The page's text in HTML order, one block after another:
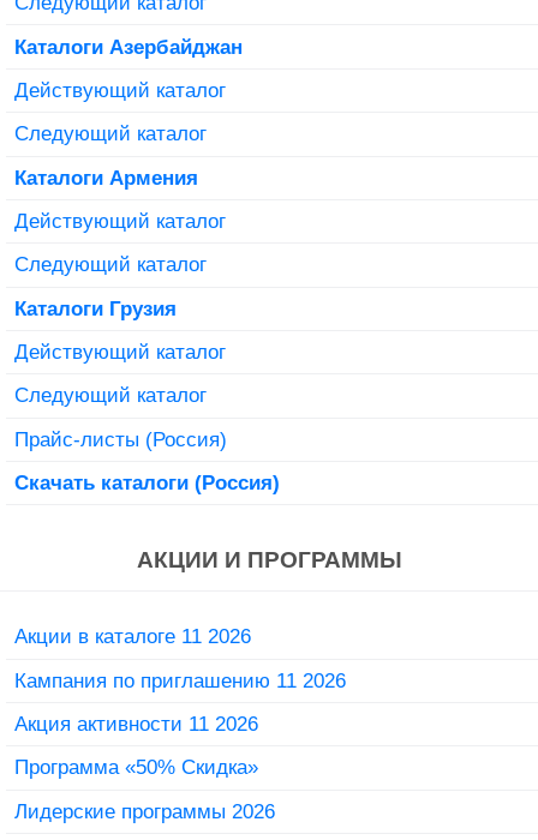
Каталоги Азербайджан
Действующий каталог
Следующий каталог
Каталоги Армения
Действующий каталог
Следующий каталог
Каталоги Грузия
Действующий каталог
Следующий каталог
Прайс-листы (Россия)
Скачать каталоги (Россия)
АКЦИИ И ПРОГРАММЫ
Акции в каталоге 11 2026
Кампания по приглашению 11 2026
Акция активности 11 2026
Программа «50% Скидка»
Лидерские программы 2026